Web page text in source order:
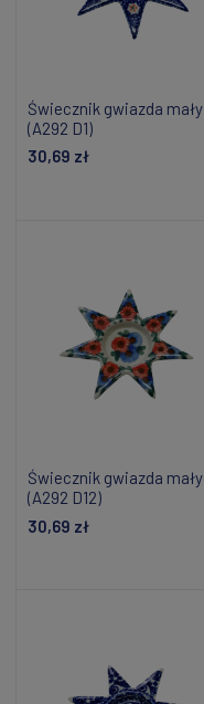
Świecznik gwiazda mały
(A292 D1)
30,69 zł
Świecznik gwiazda mały
(A292 D12)
30,69 zł